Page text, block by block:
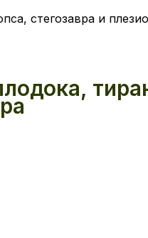
стегозавра и